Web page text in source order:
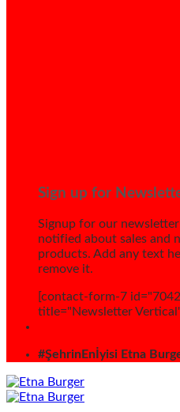
Sign up for
Signup for our
notified about sales and
products. Add any text
remove it.
[contact-form-7
title="Newsletter
#ŞehrinEnİyisi Etna